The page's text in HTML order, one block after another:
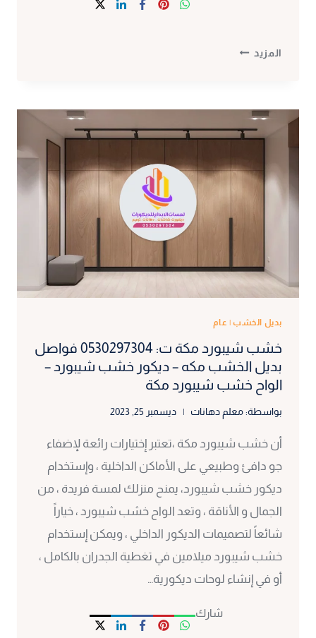
المزيد معلم
مكة
ت:
ديكور
بديل الخشب| عام
خشب شيبورد مكة ت: 0530297304 فواصل
بديل الخشب مكه – ديكور خشب شيبورد –
الواح خشب شيبورد مكة
بواسطة: معلم دهانات ديسمبر 25, 2023
أن خشب شيبورد مكة ،تعتبر إختيارات رائعة لإضفاء
جو دافئ وطبيعي على الأماكن الداخلية ، وإستخدام
ديكور خشب شيبورد، يمنح منزلك لمسة فريدة ، من
الجمال و الأناقة ، وتعد الواح خشب شيبورد ، خياراً
شائعاً لتصميمات الديكور الداخلي ، ويمكن إستخدام
خشب شيبورد ميلامين في تغطية الجدران بالكامل ،
أو في إنشاء لوحات ديكورية…
شارك